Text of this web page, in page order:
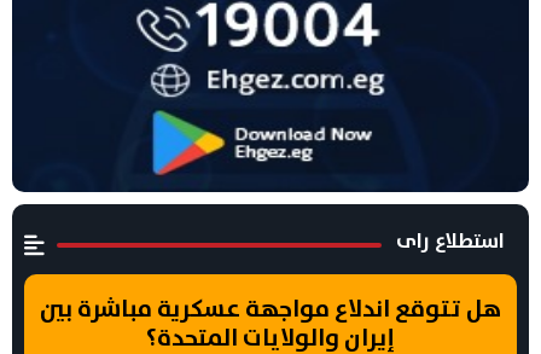
استطلاع راى
هل تتوقع اندلاع مواجهة عسكرية مباشرة بين
إيران والولايات المتحدة؟